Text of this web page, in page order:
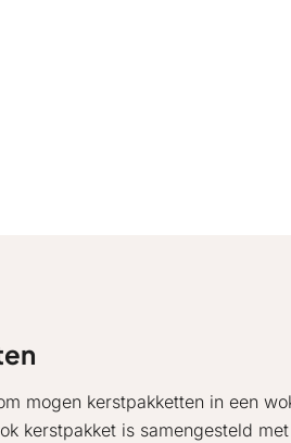
mogen kerstpakketten in een
kerstpakket is samengesteld